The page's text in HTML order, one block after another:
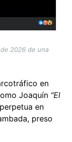
2026 de una
en
Joaquín "El
en
preso